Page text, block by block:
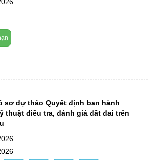
sơ dự thảo Quyết định ban hành
thuật điều tra, đánh giá đất đai trên